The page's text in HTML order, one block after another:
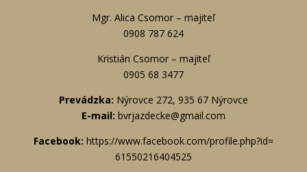
Mgr. Alica Csomor – majiteľ
0908 787 624
Kristián Csomor – majiteľ
0905 68 3477
Prevádzka: Nýrovce 272, 935 67 Nýrovce
E-mail: bvrjazdecke@gmail.com
Facebook: https://www.facebook.com/profile.php?id=
61550216404525